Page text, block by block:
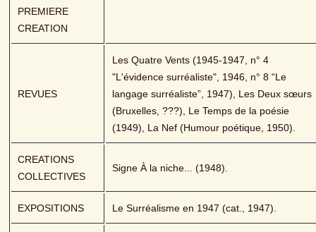
PREMIERE
CREATION
REVUES
Les Quatre Vents (1945-1947, n° 4
"L'évidence surréaliste", 1946, n° 8 “Le
langage surréaliste”, 1947), Les Deux sœurs
(Bruxelles, ???), Le Temps de la poésie
(1949), La Nef (Humour poétique, 1950).
CREATIONS
COLLECTIVES
Signe À la niche... (1948).
EXPOSITIONS Le Surréalisme en 1947 (cat., 1947).